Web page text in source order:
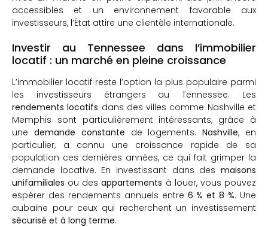
accessibles et un environnement favorable aux
investisseurs, l’État attire une clientèle internationale.
Investir au Tennessee dans l’immobilier
locatif : un marché en pleine croissance
L’immobilier locatif reste l’option la plus populaire parmi
les investisseurs étrangers au Tennessee. Les
rendements locatifs dans des villes comme Nashville et
Memphis sont particulièrement intéressants, grâce à
une demande constante de logements.Nashville, en
particulier, a connu une croissance rapide de sa
population ces dernières années, ce qui fait grimper la
demande locative. En investissant dans des maisons
unifamiliales ou desappartements à louer, vous pouvez
espérer des rendements annuels entre 6 % et 8 %. Une
aubaine pour ceux qui recherchent un investissement
sécurisé et à long terme.